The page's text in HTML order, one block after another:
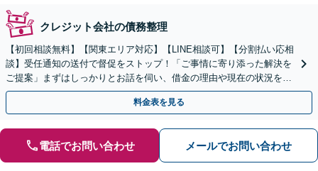
クレジット会社の債務整理
【初回相談無料】【関東エリア対応】【LINE相談可】【分割払い応相
談】受任通知の送付で督促をストップ！「ご事情に寄り添った解決を
ご提案」まずはしっかりとお話を伺い、借金の理由や現在の状況を丁
寧にお聞きするので、ぜひお気軽にご相談ください。
料金表を見る
電話でお問い合わせ メールでお問い合わせ